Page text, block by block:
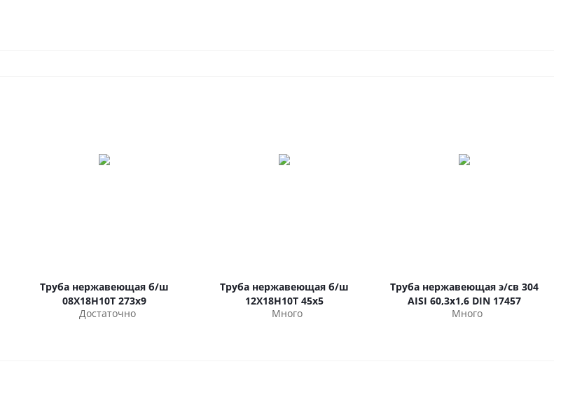
Труба нержавеющая б/ш
08Х18Н10Т 273х9
Достаточно
Труба нержавеющая б/ш
12Х18Н10Т 45х5
Много
Труба нержавеющая э/св 304
AISI 60,3х1,6 DIN 17457
Много